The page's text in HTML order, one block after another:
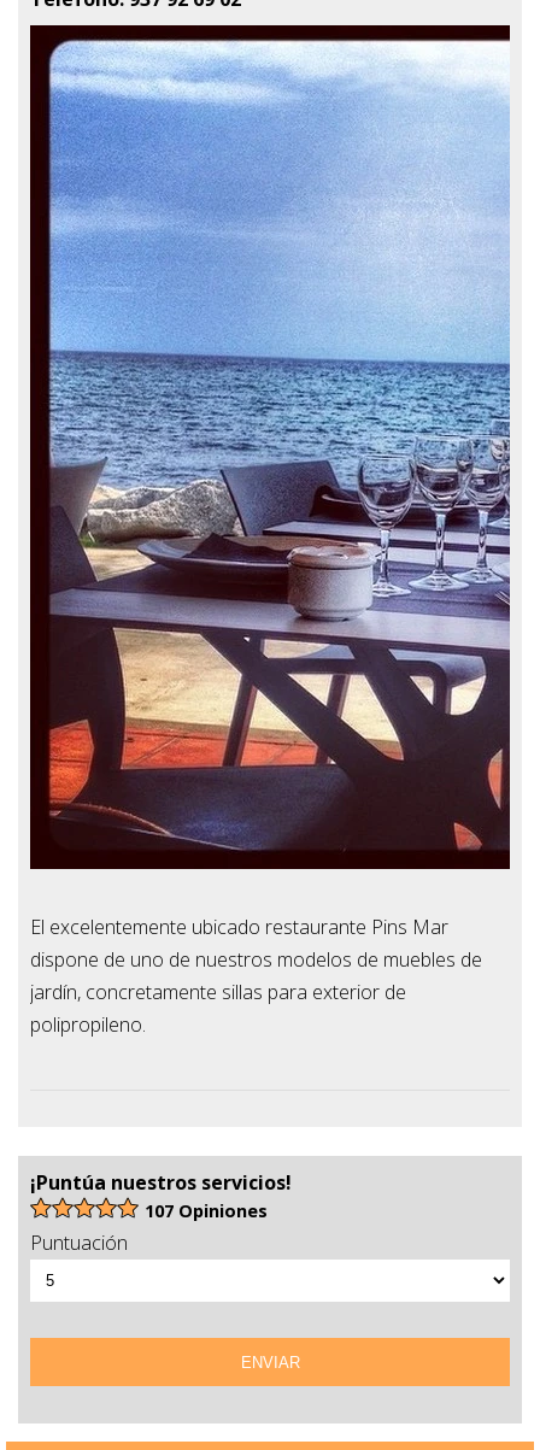
El excelentemente ubicado restaurante Pins Mar
dispone de uno de nuestros modelos de muebles de
jardín, concretamente sillas para exterior de
polipropileno.
¡Puntúa nuestros servicios!
107 Opiniones
Puntuación